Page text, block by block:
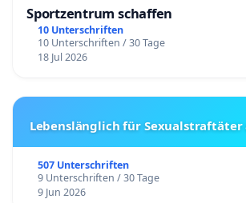
Sportzentrum schaffen
10 Unterschriften
10 Unterschriften / 30 Tage
18 Jul 2026
Lebenslänglich für Sexualstraftäter
507 Unterschriften
9 Unterschriften / 30 Tage
9 Jun 2026